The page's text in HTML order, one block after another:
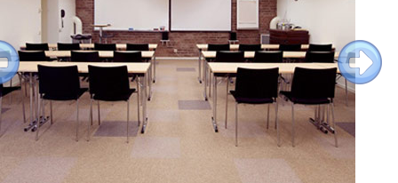
Next